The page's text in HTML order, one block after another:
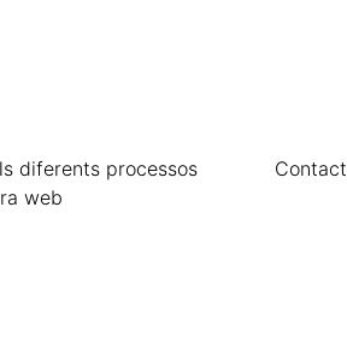
diferents processos
web